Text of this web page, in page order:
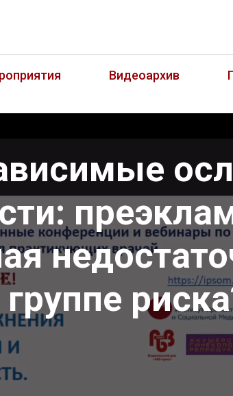
Видеоархив